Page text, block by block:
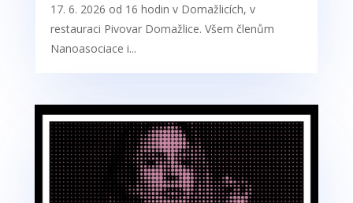
17. 6. 2026 od 16 hodin v Domažlicích, v
restauraci Pivovar Domažlice. Všem členům
Nanoasociace i...